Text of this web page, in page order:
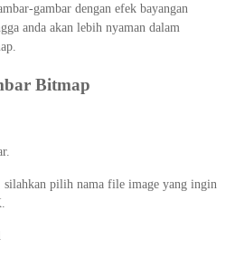
gambar dengan efek bayangan
anda akan lebih nyaman dalam
Bitmap
pilih nama file image yang ingin